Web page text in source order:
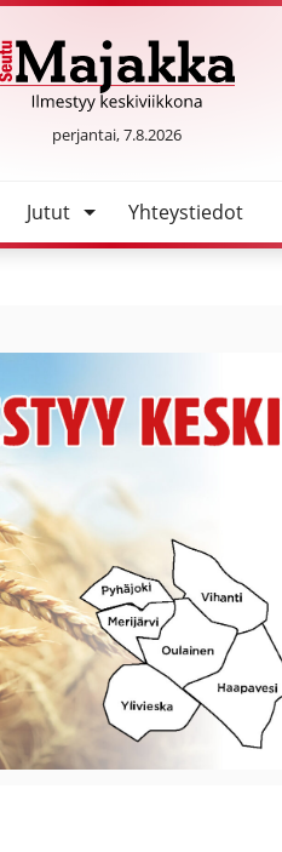
SeutuMajakka
perjantai, 7.8.2026
Jutut Yhteystiedot